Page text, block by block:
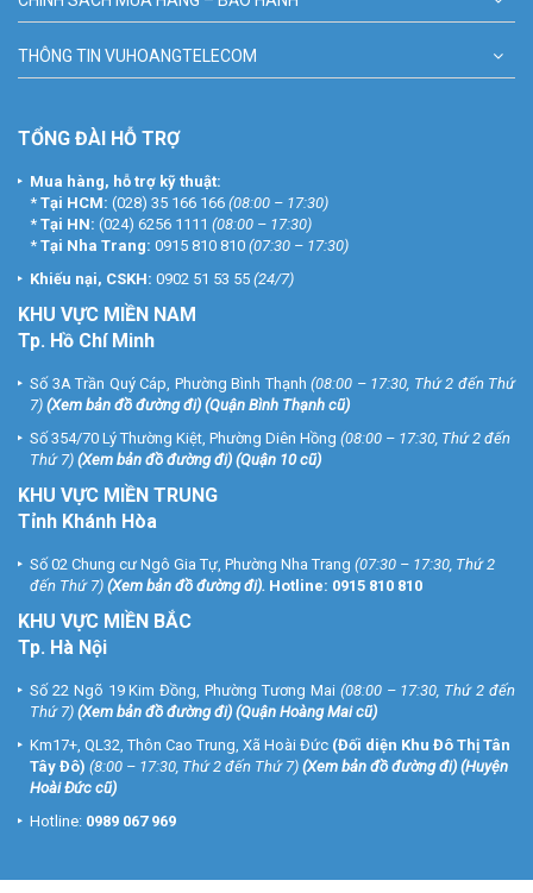
THÔNG TIN VUHOANGTELECOM
TỔNG ĐÀI HỖ TRỢ
Mua hàng, hỗ trợ kỹ thuật:
* Tại HCM: (028) 35 166 166 (08:00 – 17:30)
* Tại HN: (024) 6256 1111 (08:00 – 17:30)
* Tại Nha Trang: 0915 810 810 (07:30 – 17:30)
Khiếu nại, CSKH: 0902 51 53 55 (24/7)
KHU VỰC MIỀN NAM
Tp. Hồ Chí Minh
Số 3A Trần Quý Cáp, Phường Bình Thạnh (08:00 – 17:30, Thứ 2 đến Thứ
7) (Xem bản đồ đường đi) (Quận Bình Thạnh cũ)
Số 354/70 Lý Thường Kiệt, Phường Diên Hồng (08:00 – 17:30, Thứ 2 đến
Thứ 7) (Xem bản đồ đường đi) (Quận 10 cũ)
KHU VỰC MIỀN TRUNG
Tỉnh Khánh Hòa
Số 02 Chung cư Ngô Gia Tự, Phường Nha Trang (07:30 – 17:30, Thứ 2
đến Thứ 7) (Xem bản đồ đường đi). Hotline: 0915 810 810
KHU VỰC MIỀN BẮC
Tp. Hà Nội
Số 22 Ngõ 19 Kim Đồng, Phường Tương Mai (08:00 – 17:30, Thứ 2 đến
Thứ 7) (Xem bản đồ đường đi) (Quận Hoàng Mai cũ)
Km17+, QL32, Thôn Cao Trung, Xã Hoài Đức (Đối diện Khu Đô Thị Tân
Tây Đô) (8:00 – 17:30, Thứ 2 đến Thứ 7) (Xem bản đồ đường đi) (Huyện
Hoài Đức cũ)
Hotline: 0989 067 969